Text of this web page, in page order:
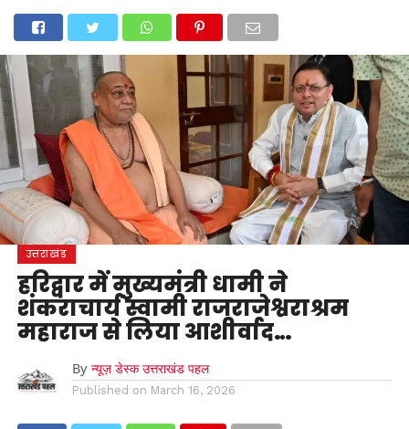
उत्तराखंड अल्मोड़ा उत्तरकाशी उधम सिंह नगर चंपावत चमोली
टिहरी गढ़वाल
देहरादून
नैनीताल पिथौरागढ़ पौड़ी गढ़वाल बागेश्वर रुद्रप्रयागहरिद्वार देशदुनिया
मनोरंजन
उत्तराखंड
हरिद्वार में मुख्यमंत्री धामी ने
शंकराचार्य स्वामी राजराजेश्वराश्रम
महाराज से लिया आशीर्वाद…
By न्यूज़ डेस्क उत्तराखंड पहल
Published on March 16, 2026